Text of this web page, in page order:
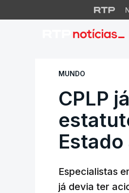
CPLP
MUNDO
CPLP
Especialistas
já devia ter